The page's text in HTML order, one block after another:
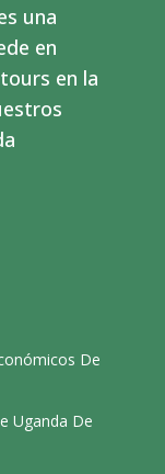
una
en
en la
De
Uganda De